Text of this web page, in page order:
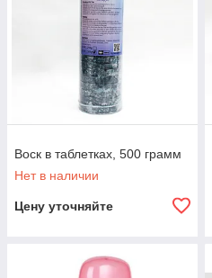
Воск в таблетках, 500 грамм
Нет в наличии
Цену уточняйте